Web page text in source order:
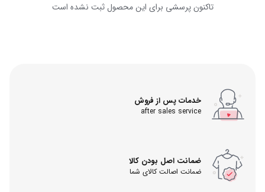
تاکنون پرسشی برای این محصول ثبت نشده است
خدمات پس از فروش
after sales service
ضمانت اصل بودن کالا
ضمانت اصالت کالای شما